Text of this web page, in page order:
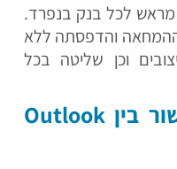
לכל בנק בנפרד.
והדפסתה ללא
וכן שליטה בכל
מודול OutLink – קישור בין Outlook